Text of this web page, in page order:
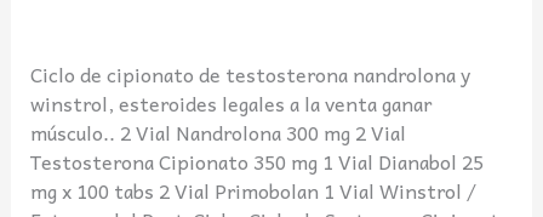
Ciclo de cipionato de testosterona nandrolona y
winstrol, esteroides legales a la venta ganar
músculo.. 2 Vial Nandrolona 300 mg 2 Vial
Testosterona Cipionato 350 mg 1 Vial Dianabol 25
mg x 100 tabs 2 Vial Primobolan 1 Vial Winstrol /